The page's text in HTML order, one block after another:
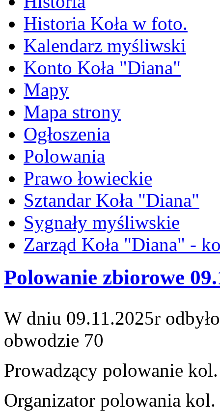
Historia Koła w foto.
Kalendarz myśliwski
Konto Koła "Diana"
Mapy
Mapa strony
Ogłoszenia
Polowania
Prawo łowieckie
Sztandar Koła "Diana"
Sygnały myśliwskie
Zarząd Koła "Diana" -
Polowanie zbiorowe
W dniu 09.11.2025r
obwodzie 70
Prowadzący polowanie
Organizator polowania